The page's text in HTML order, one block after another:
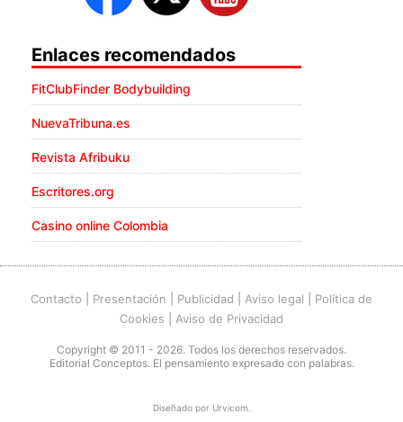
Enlaces recomendados
FitClubFinder Bodybuilding
NuevaTribuna.es
Revista Afribuku
Escritores.org
Casino online Colombia
Contacto Presentación Publicidad Aviso legal
Política de
Cookies
Aviso de Privacidad
Copyright © 2011 - 2026. Todos los derechos reservados.
Editorial Conceptos. El pensamiento expresado con palabras.
Diseñado por Urvicom